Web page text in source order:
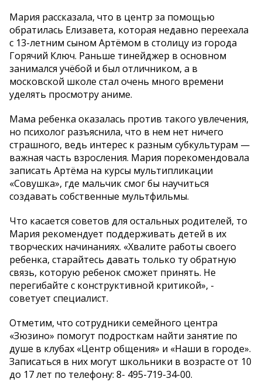
Мария рассказала, что в центр за помощью
обратилась Елизавета, которая недавно переехала
с 13-летним сыном Артёмом в столицу из города
Горячий Ключ. Раньше тинейджер в основном
занимался учёбой и был отличником, а в
московской школе стал очень много времени
уделять просмотру аниме.
Мама ребенка оказалась против такого увлечения,
но психолог разъяснила, что в нем нет ничего
страшного, ведь интерес к разным субкультурам —
важная часть взросления. Мария порекомендовала
записать Артёма на курсы мультипликации
«Совушка», где мальчик смог бы научиться
создавать собственные мультфильмы.
Что касается советов для остальных родителей, то
Мария рекомендует поддерживать детей в их
творческих начинаниях. «Хвалите работы своего
ребенка, старайтесь давать только ту обратную
связь, которую ребенок сможет принять. Не
перегибайте с конструктивной критикой», -
советует специалист.
Отметим, что сотрудники семейного центра
«Зюзино» помогут подросткам найти занятие по
душе в клубах «Центр общения» и «Наши в городе».
Записаться в них могут школьники в возрасте от 10
до 17 лет по телефону: 8- 495-719-34-00.